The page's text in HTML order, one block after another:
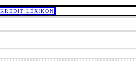
KREDIT LEXIKON